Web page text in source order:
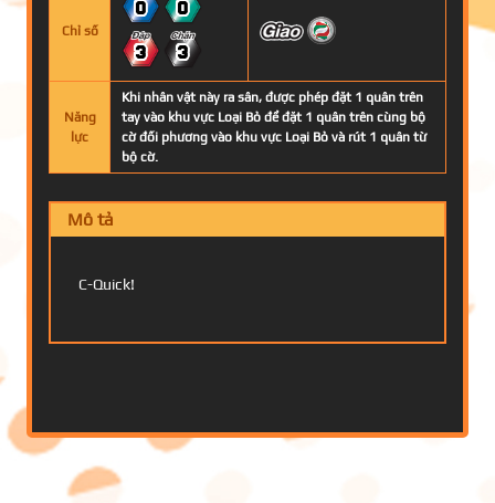
Chỉ số
0 0
3 3
Năng
lực
Khi nhân vật này ra sân, được phép đặt 1 quân trên
tay vào khu vực Loại Bỏ để đặt 1 quân trên cùng bộ
cờ đối phương vào khu vực Loại Bỏ và rút 1 quân từ
bộ cờ.
Mô tả
C-Quick!